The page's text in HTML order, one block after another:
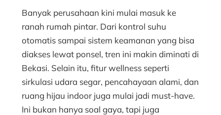
Banyak perusahaan kini mulai masuk ke
ranah rumah pintar. Dari kontrol suhu
otomatis sampai sistem keamanan yang bisa
diakses lewat ponsel, tren ini makin diminati di
Bekasi. Selain itu, fitur wellness seperti
sirkulasi udara segar, pencahayaan alami, dan
ruang hijau indoor juga mulai jadi must-have.
Ini bukan hanya soal gaya, tapi juga